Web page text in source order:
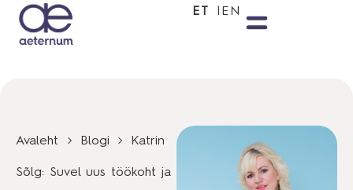
ET EN
Avaleht Blogi Katrin
Sõlg: Suvel uus töökoht ja